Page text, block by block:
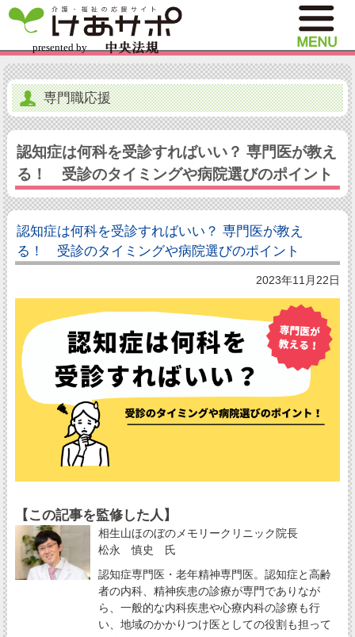
専門職応援
認知症は何科を受診すればいい？ 専門医が教え
る！ 受診のタイミングや病院選びのポイント
認知症は何科を受診すればいい？ 専門医が教え
る！ 受診のタイミングや病院選びのポイント
2023年11月22日
【この記事を監修した人】
相生山ほのぼのメモリークリニック院長
松永 慎史 氏
認知症専門医・老年精神専門医。認知症と高齢
者の内科、精神疾患の診療が専門でありなが
ら、一般的な内科疾患や心療内科の診療も行
い、地域のかかりつけ医としての役割も担って